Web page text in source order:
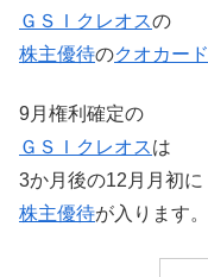
ＧＳＩクレオスの
株主優待のクオカード
9月権利確定の
ＧＳＩクレオスは
3か月後の12月月初に
株主優待が入ります。